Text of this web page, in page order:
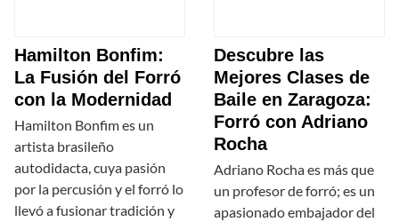
Hamilton Bonfim:
La Fusión del Forró
con la Modernidad
Hamilton Bonfim es un
artista brasileño
autodidacta, cuya pasión
por la percusión y el forró lo
llevó a fusionar tradición y
Descubre las
Mejores Clases de
Baile en Zaragoza:
Forró con Adriano
Rocha
Adriano Rocha es más que
un profesor de forró; es un
apasionado embajador del